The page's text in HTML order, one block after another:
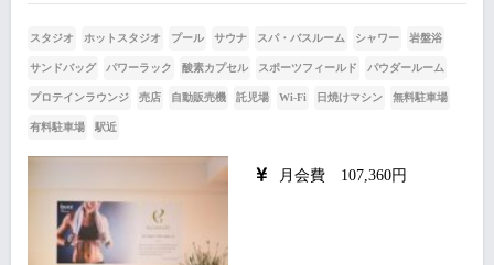
スタジオ ホットスタジオ プール サウナ スパ・バスルーム シャワー 岩盤浴
サンドバッグ パワーラック 酸素カプセル スポーツフィールド パウダールーム
プロテインラウンジ 売店 自動販売機 託児場 Wi-Fi 日焼けマシン 無料駐車場
有料駐車場 駅近
月会費 107,360円